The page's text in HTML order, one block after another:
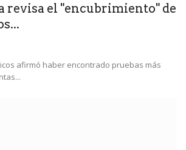
revisa el "encubrimiento" de
afirmó haber encontrado pruebas más